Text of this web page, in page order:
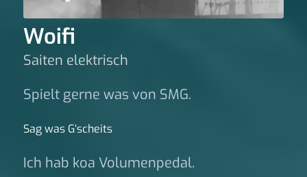
Woifi
Saiten elektrisch
Spielt gerne was von SMG.
Sag was G‘scheits
Ich hab koa Volumenpedal.